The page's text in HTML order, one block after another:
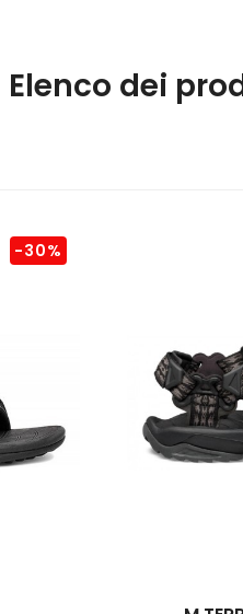
Elenco dei
-30%